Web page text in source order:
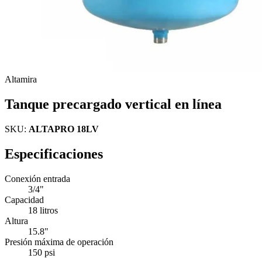
Altamira
Tanque precargado vertical en línea
SKU: ALTAPRO 18LV
Especificaciones
Conexión entrada
3/4"
Capacidad
18 litros
Altura
15.8"
Presión máxima de operación
150 psi